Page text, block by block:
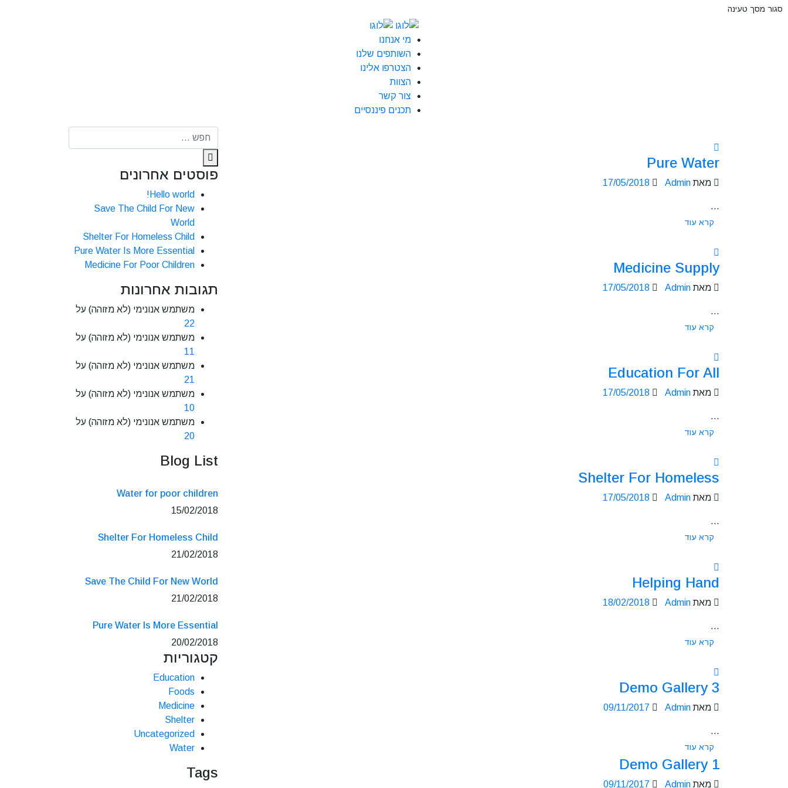
סגור מסך טעינה
מי אנחנו
השותפים שלנו
הצטרפו אלינו
הצוות
צור קשר
תכנים פיננסיים
Pure Water
מאת Admin
17/05/2018
...
קרא עוד
Medicine Supply
מאת Admin
17/05/2018
...
קרא עוד
Education For All
מאת Admin
17/05/2018
...
קרא עוד
Shelter For Homeless
מאת Admin
17/05/2018
...
קרא עוד
Helping Hand
מאת Admin
18/02/2018
...
קרא עוד
Demo Gallery 3
מאת Admin
09/11/2017
...
קרא עוד
Demo Gallery 1
מאת Admin
09/11/2017
פוסטים אחרונים
Hello world!
Save The Child For New
World
Shelter For Homeless Child
Pure Water Is More Essential
Medicine For Poor Children
תגובות אחרונות
משתמש אנונימי (לא מזוהה) על
22
משתמש אנונימי (לא מזוהה) על
11
משתמש אנונימי (לא מזוהה) על
21
משתמש אנונימי (לא מזוהה) על
10
משתמש אנונימי (לא מזוהה) על
20
Blog List
Water for poor children
15/02/2018
Shelter For Homeless Child
21/02/2018
Save The Child For New World
21/02/2018
Pure Water Is More Essential
20/02/2018
קטגוריות
Education
Foods
Medicine
Shelter
Uncategorized
Water
Tags